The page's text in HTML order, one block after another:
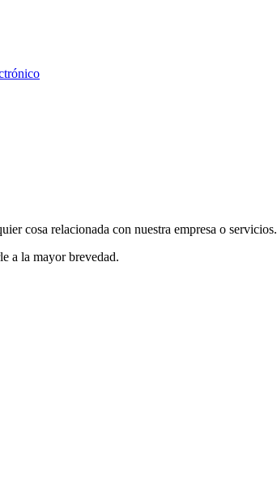
cosa relacionada con nuestra empresa o servicios.
a la mayor brevedad.